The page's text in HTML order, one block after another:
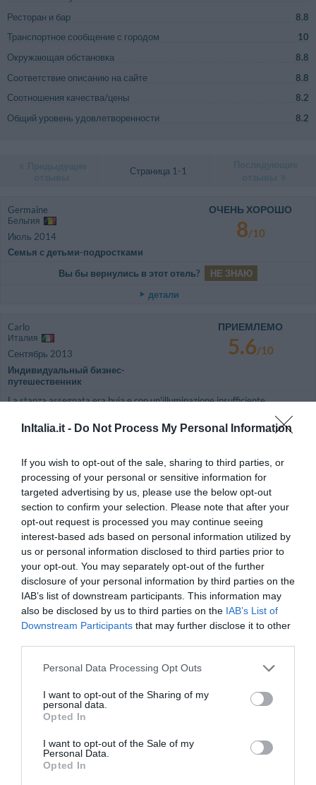
InItalia.it - Do Not Process My Personal Information
If you wish to opt-out of the sale, sharing to third parties, or
processing of your personal or sensitive information for
targeted advertising by us, please use the below opt-out
section to confirm your selection. Please note that after your
opt-out request is processed you may continue seeing
interest-based ads based on personal information utilized by
us or personal information disclosed to third parties prior to
your opt-out. You may separately opt-out of the further
disclosure of your personal information by third parties on the
IAB’s list of downstream participants. This information may
also be disclosed by us to third parties on the IAB’s List of
Downstream Participants that may further disclose it to other
Personal Data Processing Opt Outs
I want to opt-out of the Sharing of my
personal data.
Opted In
I want to opt-out of the Sale of my
Personal Data.
Opted In
Ресторан и бар
8.8
Транспортное сообщение с городом
10
Окружающая обстановка
8.8
Соответствие описанию на сайте
8.8
Соотношения качества/цены
8.2
Общий уровень удовлетворенности
8.2
Страница 1-1
Germaine
Бельгия
Июль 2014
Семья с детьми-подростками
ОЧЕНЬ ХОРОШО
8/10
Вы бы вернулись в этот отель?
НЕ ЗНАЮ
детали
Carlo
Италия
Сентябрь 2013
Индивидуальный бизнес-
путешественник
ПРИЕМЛЕМО
5.6/10
La stanza assegnata era buia e con un'illuminazione insufficiente.
Non esisteva un appoggio adeguato per la valigia e nel corredo bagno
mancava il sapone ed un qualsiasi bicchiere (anche in plastica) per
Inesistenti anche ripiani d'appoggio in bagno per il necessaire.
La colazione era piuttosto mal assortita nella scelta.
Molto cordiale il personale.
Вы бы вернулись в этот отель?
НЕТ
детали
Angelo
Италия
Апрель 2013
Семья с детьми-подростками
ОЧЕНЬ ХОРОШО
8.4/10
Вы бы вернулись в этот отель?
ДА
детали
Февраль 2013
ПРЕВОСХОДНО
Вы бы вернулись в этот отель?